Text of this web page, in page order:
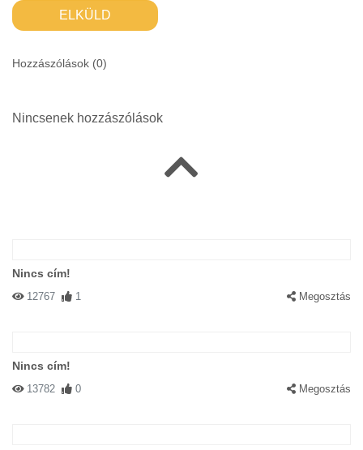
ELKÜLD
Hozzászólások (0)
Nincsenek hozzászólások
Nincs cím!
12767 1 Megosztás
Nincs cím!
13782 0 Megosztás